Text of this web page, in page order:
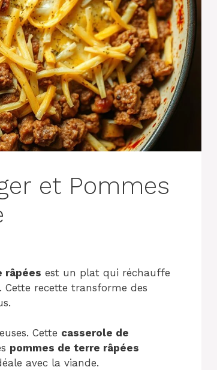
et Pommes
râpées est un plat qui réchauffe
recette transforme des
Cette casserole de
pommes de terre râpées
avec la viande.